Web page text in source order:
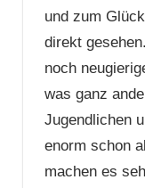
und zum
direkt
noch
was ganz
Jugendlichen
enorm schon
machen es